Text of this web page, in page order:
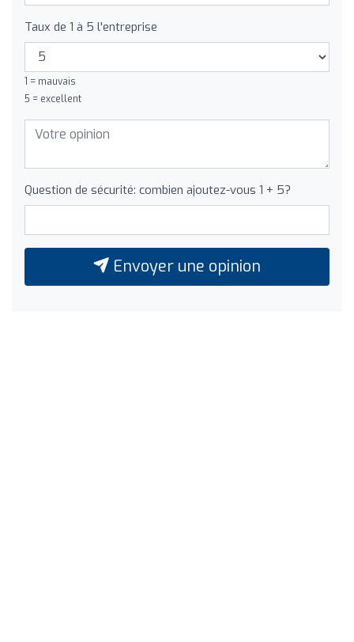
Taux de 1 à 5 l'entreprise
1 = mauvais
5 = excellent
Question de sécurité: combien ajoutez-vous 1 + 5?
Envoyer une opinion